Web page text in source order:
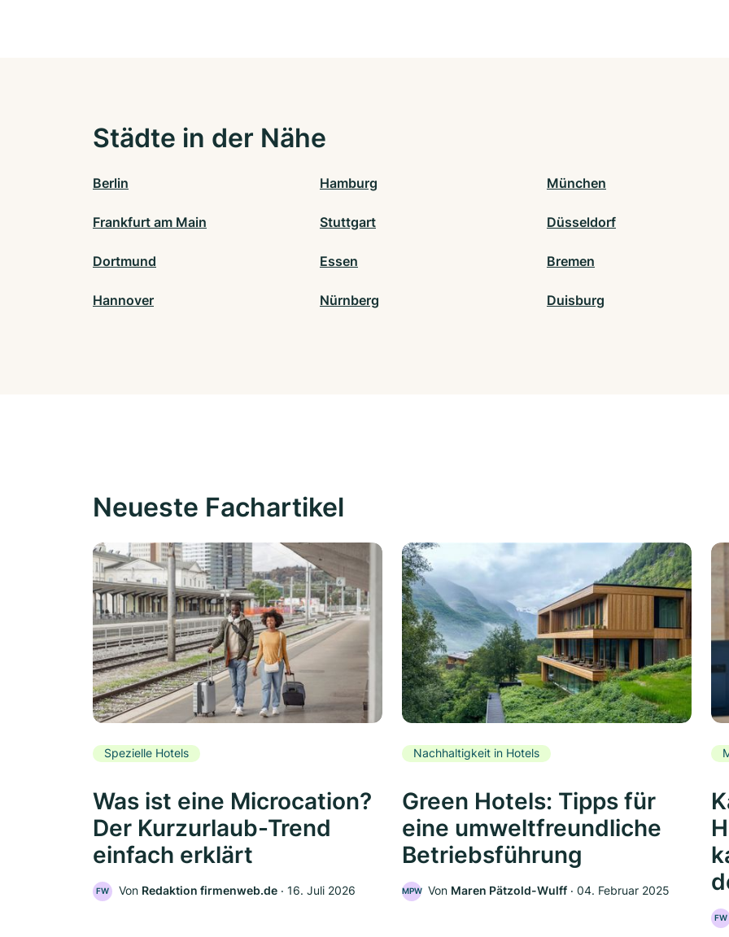
Städte in der Nähe
Berlin Hamburg München
Frankfurt am Main Stuttgart Düsseldorf
Dortmund Essen Bremen
Hannover Nürnberg Duisburg
Neueste Fachartikel
Spezielle Hotels
Was ist eine Microcation?
Der Kurzurlaub-Trend
einfach erklärt
FW Von Redaktion firmenweb.de ‧ 16. Juli 2026
Nachhaltigkeit in Hotels
Green Hotels: Tipps für
eine umweltfreundliche
Betriebsführung
MPW Von Maren Pätzold-Wulff ‧ 04. Februar 2025
FW